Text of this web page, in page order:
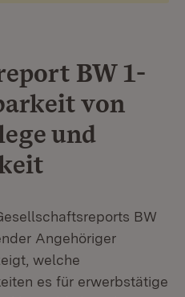
BW 1-
von
und
BW
Angehöriger
welche
es für erwerbstätige